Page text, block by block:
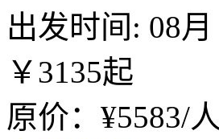
出发时间: 08月
￥3135起
原价：¥5583/人